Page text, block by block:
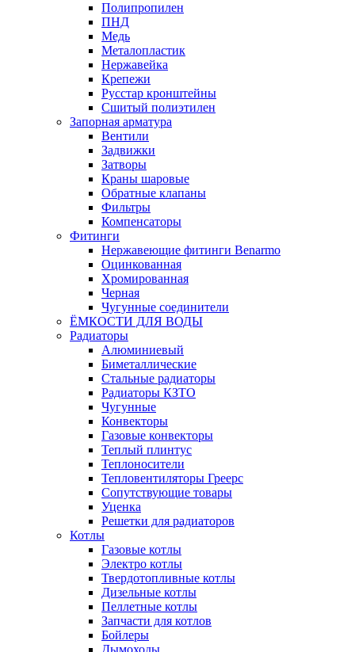
Полипропилен
ПНД
Медь
Металопластик
Нержавейка
Крепежи
Русстар кронштейны
Сшитый полиэтилен
Запорная арматура
Вентили
Задвижки
Затворы
Краны шаровые
Обратные клапаны
Фильтры
Компенсаторы
Фитинги
Нержавеющие фитинги Benarmo
Оцинкованная
Хромированная
Черная
Чугунные соединители
ЁМКОСТИ ДЛЯ ВОДЫ
Радиаторы
Алюминиевый
Биметаллические
Стальные радиаторы
Радиаторы КЗТО
Чугунные
Конвекторы
Газовые конвекторы
Теплый плинтус
Теплоносители
Тепловентиляторы Греерс
Сопутствующие товары
Уценка
Решетки для радиаторов
Котлы
Газовые котлы
Электро котлы
Твердотопливные котлы
Дизельные котлы
Пеллетные котлы
Запчасти для котлов
Бойлеры
Дымоходы